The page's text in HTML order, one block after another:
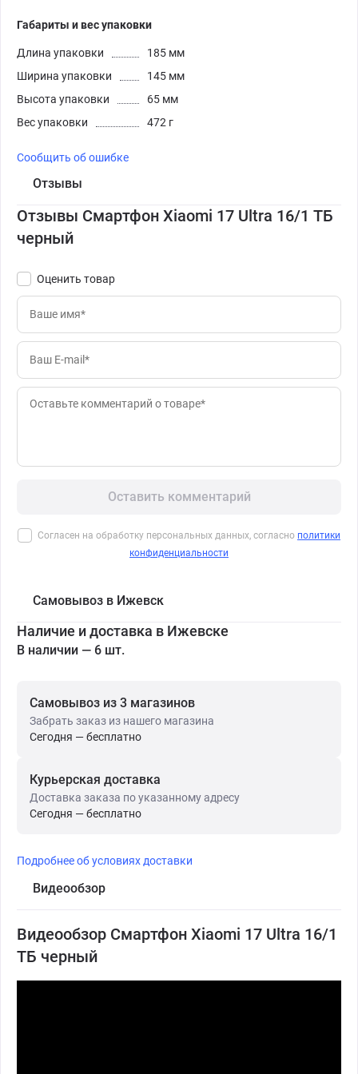
Габариты и вес упаковки
Длина упаковки
185 мм
Ширина упаковки
145 мм
Высота упаковки
65 мм
Вес упаковки
472 г
Сообщить об ошибке
Отзывы
Отзывы Смартфон Xiaomi 17 Ultra 16/1 ТБ
черный
Оценить товар
Оставить комментарий
Согласен на обработку персональных данных, согласно политики
конфиденциальности
Самовывоз в Ижевск
Наличие и доставка в Ижевске
В наличии — 6 шт.
Самовывоз из 3 магазинов
Забрать заказ из нашего магазина
Сегодня — бесплатно
Курьерская доставка
Доставка заказа по указанному адресу
Сегодня — бесплатно
Подробнее об условиях доставки
Видеообзор
Видеообзор Смартфон Xiaomi 17 Ultra 16/1
ТБ черный